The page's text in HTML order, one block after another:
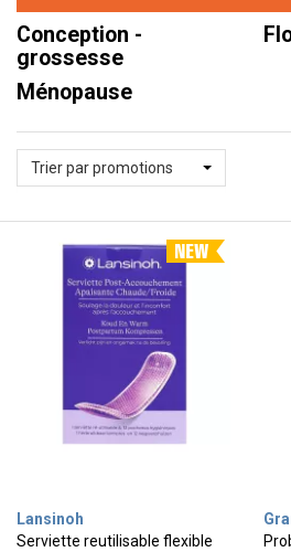
conception -
grossesse
ménopause
Trier par promotions
Lansinoh
Serviette reutilisable flexible